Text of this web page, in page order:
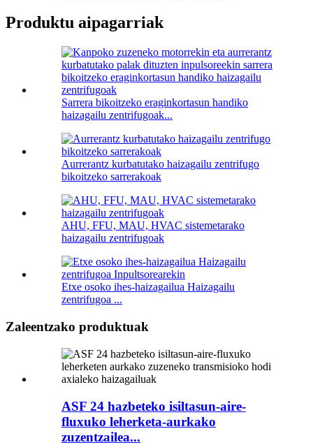
Produktu aipagarriak
Sarrera bikoitzeko eraginkortasun handiko
haizagailu zentrifugoak...
Aurrerantz kurbatutako haizagailu zentrifugo
bikoitzeko sarrerakoak
AHU, FFU, MAU, HVAC sistemetarako
haizagailu zentrifugoak
Etxe osoko ihes-haizagailua Haizagailu
zentrifugoa ...
Zaleentzako produktuak
ASF 24 hazbeteko isiltasun-aire-
fluxuko leherketa-aurkako
zuzentzailea...